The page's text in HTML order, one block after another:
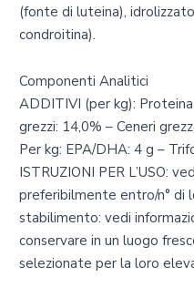
(fonte di luteina),
condroitina).
Componenti Analitici
ADDITIVI (per kg):
grezzi: 14,0% – Ceneri
Per kg: EPA/DHA: 4 g –
ISTRUZIONI PER L’USO:
preferibilmente entro/n° di
stabilimento: vedi
conservare in un luogo
selezionate per la loro